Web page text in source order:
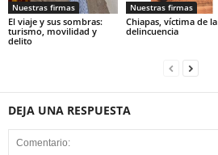
Nuestras firmas
El viaje y sus sombras:
turismo, movilidad y
delito
Nuestras firmas
Chiapas, víctima de la
delincuencia
DEJA UNA RESPUESTA